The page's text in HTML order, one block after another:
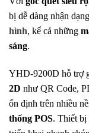
bị dễ dàng nhận dạng
hình, kể cả những
sáng.
YHD-9200D hỗ trợ
2D như QR Code,
ổn định trên nhiều
thống POS. Thiết bị